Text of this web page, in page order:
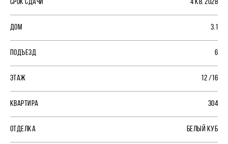
СРОК СДАЧИ 4 КВ. 2028
ДОМ 3.1
ПОДЪЕЗД 6
ЭТАЖ 12 /16
КВАРТИРА 304
ОТДЕЛКА БЕЛЫЙ КУБ